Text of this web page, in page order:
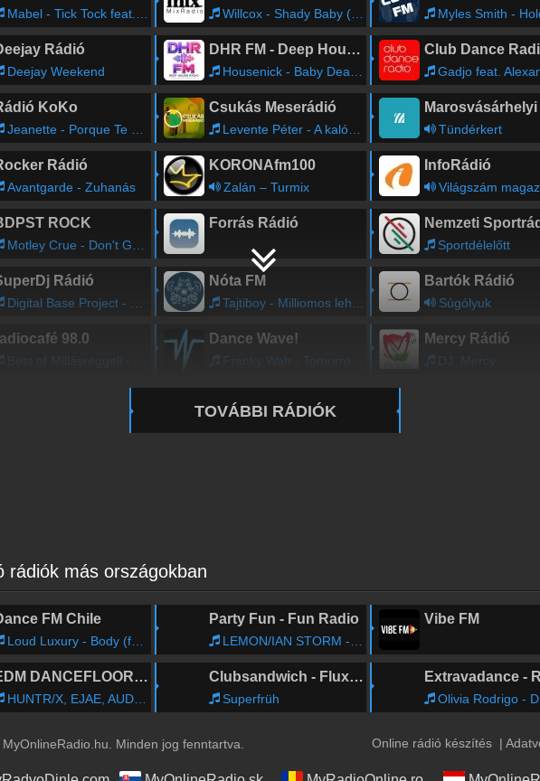
Mabel - Tick Tock feat. Clean Bandit, 24kGoldn Willcox - Shady Baby (rtbR Edit 2022) Myles Smith - Hold Me In
Rádió
Deejay Weekend
DHR FM - Deep House Radio
Housenick - Baby Dear Candy
Club Dance
Gadjo feat. Alexandra Prince - So
KoKo
Jeanette - Porque Te Vas (Tech House Remix) 2026
Csukás Meserádió
Levente Péter - A kalózok kincse Tündérkert
Rádió
Avantgarde - Zuhanás
KORONAfm100
Zalán – Turmix
InfoRádió
Világszám
ROCK
Motley Crue - Don't Go Away Mad (Just Go Away)
Forrás Rádió Nemzeti
Sportdélelőtt
Rádió
Digital Base Project - C est la Vie
Nóta FM
Tajtiboy - Milliomos lehetnek
Bartók Rádió
Súgólyuk
98.0
Best of Millásreggeli - a gazdasági muppet show
Dance Wave!
Franky Wah - Tomorrow's Dusk
Mercy Rádió
DJ. Mercy
TOVÁBBI RÁDIÓK
rádiók más országokban
FM Chile
Loud Luxury - Body (feat. brando)
Party Fun - Fun Radio
LEMON/IAN STORM - Pas besoin De Ton Number
Vibe FM
EDM DANCEFLOOR - delta radio
HUNTR/X, EJAE, AUDREY NUNA & REI AMI feat. KPop Demon Hunters Cast - Golden
Clubsandwich - FluxFM
Superfrüh Olivia Rodrigo - Drivers
Minden jog fenntartva. Online rádió készítés |